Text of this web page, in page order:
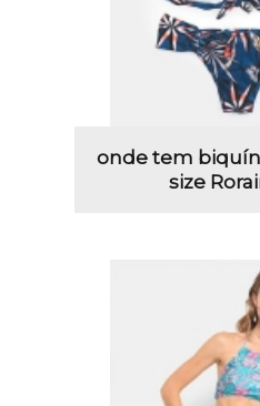
onde tem
size